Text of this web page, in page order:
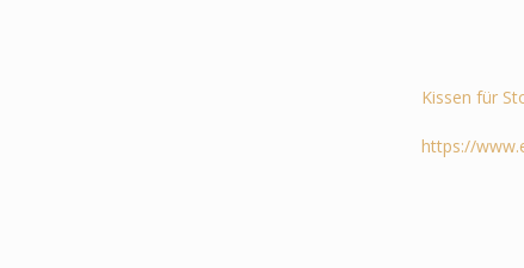
Kissen für
https://